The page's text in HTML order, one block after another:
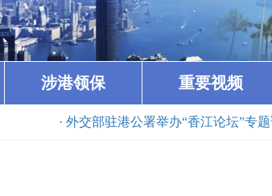
涉港领保 重要视频
· 外交部驻港公署举办“香江论坛”专题讲座